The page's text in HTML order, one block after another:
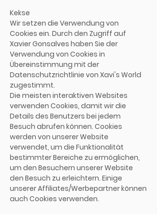
Kekse
Wir setzen die Verwendung von
Cookies ein. Durch den Zugriff auf
Xavier Gonsalves haben Sie der
Verwendung von Cookies in
Übereinstimmung mit der
Datenschutzrichtlinie von Xavi's World
zugestimmt.
Die meisten interaktiven Websites
verwenden Cookies, damit wir die
Details des Benutzers bei jedem
Besuch abrufen können. Cookies
werden von unserer Website
verwendet, um die Funktionalität
bestimmter Bereiche zu ermöglichen,
um den Besuchern unserer Website
den Besuch zu erleichtern. Einige
unserer Affiliates/Werbepartner können
auch Cookies verwenden.